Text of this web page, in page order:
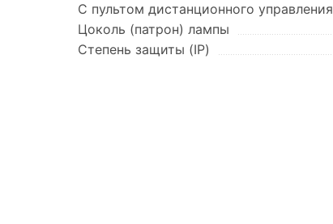
С пультом дистанционного управления
Цоколь (патрон) лампы
Степень защиты (IP)